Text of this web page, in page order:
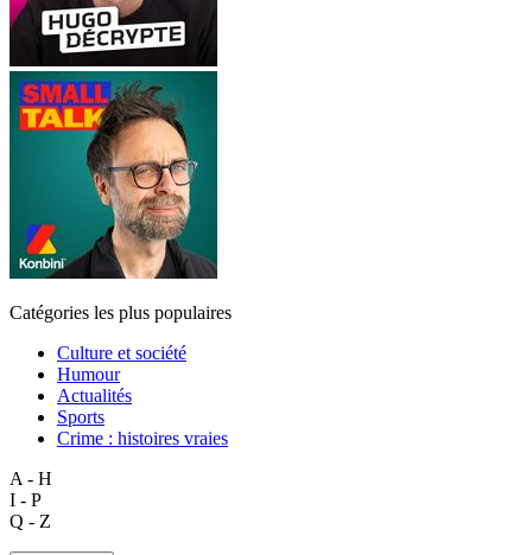
Catégories les plus populaires
Culture et société
Humour
Actualités
Sports
Crime : histoires vraies
A - H
I - P
Q - Z